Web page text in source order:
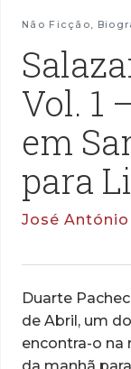
Não Ficção,
Vol. 1
em
para
José António
Duarte
de Abril, um
encontra-o na
da manhã